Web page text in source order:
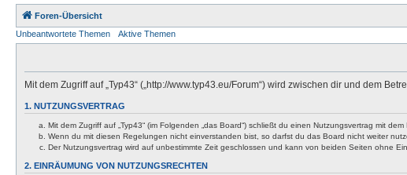
Foren-Übersicht
Unbeantwortete Themen
Aktive Themen
Mit dem Zugriff auf „Typ43“ („http://www.typ43.eu/Forum“) wird zwischen dir und dem
1. NUTZUNGSVERTRAG
Mit dem Zugriff auf „Typ43“ (im Folgenden „das Board“) schließt du einen Nutzungsvertrag mit
Wenn du mit diesen Regelungen nicht einverstanden bist, so darfst du das Board nicht weiter
Der Nutzungsvertrag wird auf unbestimmte Zeit geschlossen und kann von beiden Seiten ohne
2. EINRÄUMUNG VON NUTZUNGSRECHTEN